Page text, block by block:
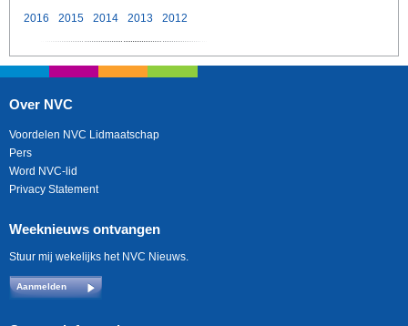
2016
2015 2014 2013 2012
Over NVC
Voordelen NVC Lidmaatschap
Pers
Word NVC-lid
Privacy Statement
Weeknieuws ontvangen
Stuur mij wekelijks het NVC Nieuws.
Aanmelden